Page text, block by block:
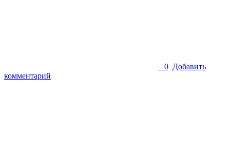
0 Добавить
комментарий